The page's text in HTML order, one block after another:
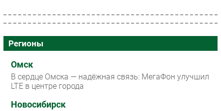
Регионы
Омск
В сердце Омска — надёжная связь: МегаФон улучшил
LTE в центре города
Новосибирск